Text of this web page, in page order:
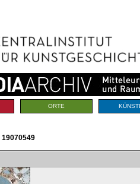
ORTE
19070549